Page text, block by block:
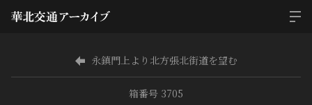
永鎮門上より北方張北街道を望む
箱番号 3705